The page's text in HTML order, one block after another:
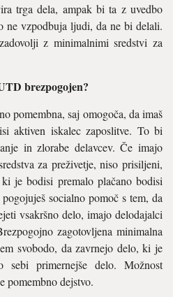
trga dela, ampak bi ta z uvedbo
ne vzpodbuja ljudi, da ne bi delali.
z minimalnimi sredstvi za
brezpogojen?
pomembna, saj omogoča, da imaš
aktiven iskalec zaposlitve. To bi
in zlorabe delavcev. Če imajo
za preživetje, niso prisiljeni,
je bodisi premalo plačano bodisi
socialno pomoč s tem, da
vsakršno delo, imajo delodajalci
zagotovljena minimalna
svobodo, da zavrnejo delo, ki je
sebi primernejše delo. Možnost
pomembno dejstvo.